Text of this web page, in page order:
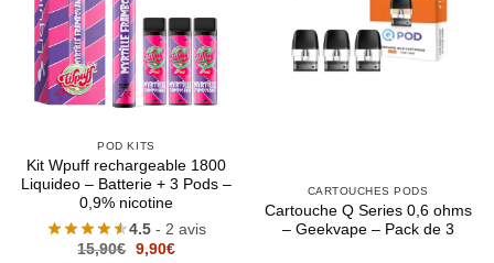
POD KITS
Kit Wpuff rechargeable 1800
Liquideo – Batterie + 3 Pods –
0,9% nicotine
4.5 - 2 avis
15,90€ Le
9,90€Le
CARTOUCHES PODS
Cartouche Q Series 0,6 ohms
– Geekvape – Pack de 3